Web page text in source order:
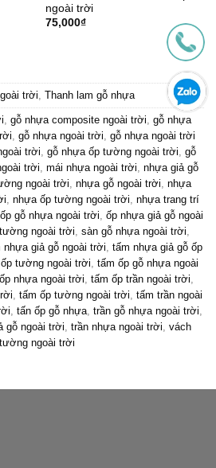
ngoài trời
75,000₫
trời, Thanh lam gỗ nhựa
, gỗ nhựa composite ngoài trời, gỗ nhựa
, gỗ nhựa ngoài trời, gỗ nhựa ngoài trời
trời, gỗ nhựa ốp tường ngoài trời, gỗ
trời, mái nhựa ngoài trời, nhựa giả gỗ
ngoài trời, nhựa gỗ ngoài trời, nhựa
, nhựa ốp tường ngoài trời, nhựa trang trí
ốp gỗ nhựa ngoài trời, ốp nhựa giả gỗ ngoài
ngoài trời, sàn gỗ nhựa ngoài trời,
nhựa giả gỗ ngoài trời, tấm nhựa giả gỗ ốp
tường ngoài trời, tấm ốp gỗ nhựa ngoài
nhựa ngoài trời, tấm ốp trần ngoài trời,
, tấm ốp tường ngoài trời, tấm trần ngoài
, tấn ốp gỗ nhựa, trần gỗ nhựa ngoài trời,
gỗ ngoài trời, trần nhựa ngoài trời, vách
ngoài trời